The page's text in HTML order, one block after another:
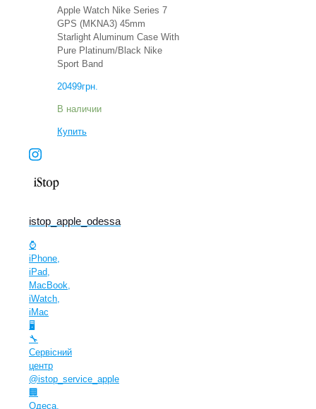
Apple Watch Nike Series 7
GPS (MKNA3) 45mm
Starlight Aluminum Case With
Pure Platinum/Black Nike
Sport Band
20499грн.
В наличии
Купить
istop_apple_odessa
⌚️
iPhone,
iPad,
MacBook,
iWatch,
iMac
🖥
🔧
Сервісний
центр
@istop_service_apple
🏢
Одеса,